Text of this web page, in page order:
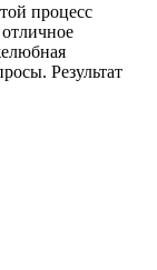
процесс
Результат